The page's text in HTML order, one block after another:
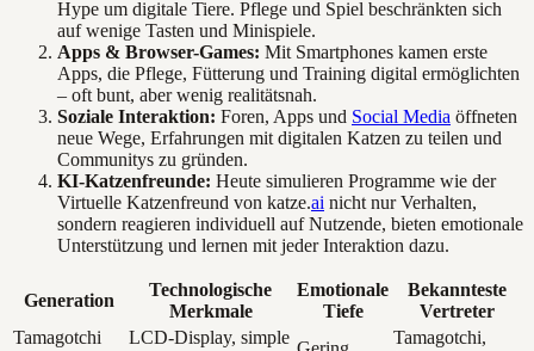
Hype um digitale Tiere. Pflege und Spiel beschränkten sich
auf wenige Tasten und Minispiele.
Apps & Browser-Games: Mit Smartphones kamen erste
Apps, die Pflege, Fütterung und Training digital ermöglichten
– oft bunt, aber wenig realitätsnah.
Soziale Interaktion: Foren, Apps und Social Media öffneten
neue Wege, Erfahrungen mit digitalen Katzen zu teilen und
Communitys zu gründen.
KI-Katzenfreunde: Heute simulieren Programme wie der
Virtuelle Katzenfreund von katze.ai nicht nur Verhalten,
sondern reagieren individuell auf Nutzende, bieten emotionale
Unterstützung und lernen mit jeder Interaktion dazu.
Generation
Technologische
Merkmale
Emotionale
Tiefe
Bekannteste
Vertreter
Tamagotchi
LCD-Display, simple
Tamagotchi,